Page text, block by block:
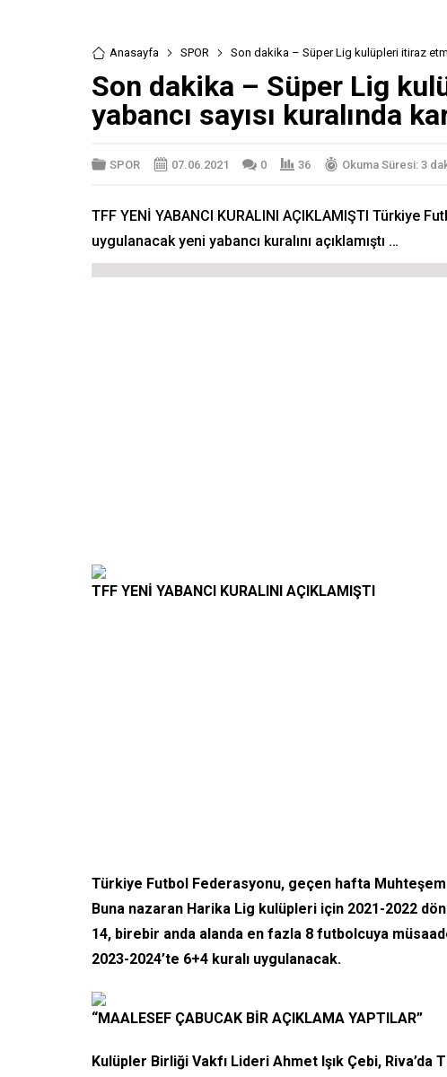
Anasayfa SPOR Son dakika – Süper Lig kulüpleri itiraz
Son dakika – Süper Lig
yabancı sayısı kuralında
SPOR 07.06.2021 0 36 Okuma Süresi: 3
TFF YENİ YABANCI KURALINI AÇIKLAMIŞTI Türkiye
uygulanacak yeni yabancı kuralını açıklamıştı …
TFF YENİ YABANCI KURALINI AÇIKLAMIŞTI
Türkiye Futbol Federasyonu, geçen hafta Muhteşem
Buna nazaran Harika Lig kulüpleri için 2021-2022
14, birebir anda alanda en fazla 8 futbolcuya
2023-2024’te 6+4 kuralı uygulanacak.
“MAALESEF ÇABUCAK BİR AÇIKLAMA YAPTILAR”
Kulüpler Birliği Vakfı Lideri Ahmet Işık Çebi, Riva’da